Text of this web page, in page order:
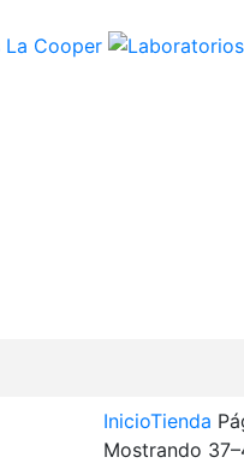
InicioTienda
Mostrando